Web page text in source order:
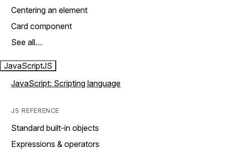
Centering an element
Card component
See all…
JavaScriptJS
JavaScript: Scripting language
JS REFERENCE
Standard built-in objects
Expressions & operators